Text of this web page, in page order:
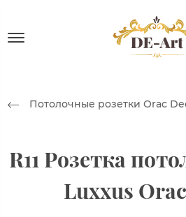
Потолочные розетки Orac
R11 Розетка
Luxxus